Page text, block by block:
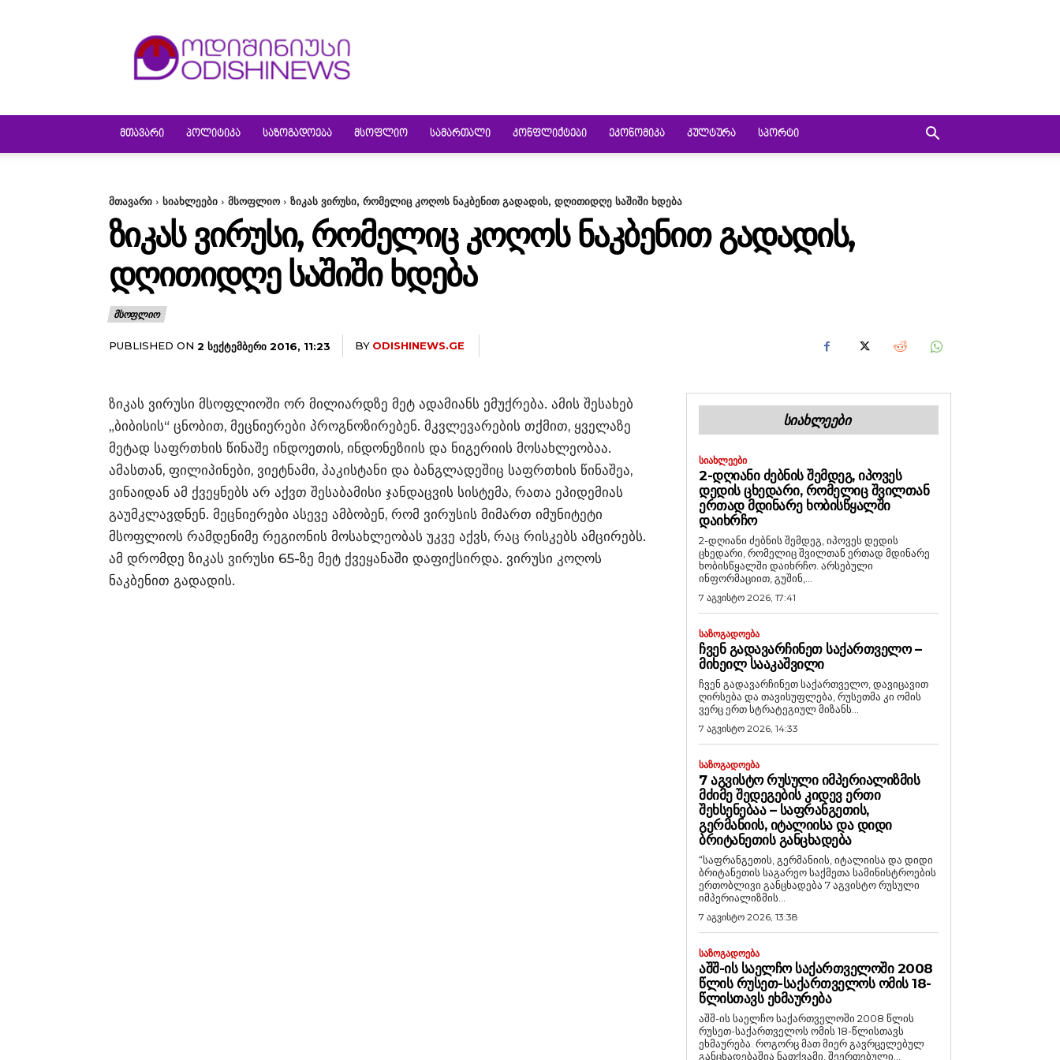
ᲛᲗᲐᲕᲐᲠᲘ ᲞᲝᲚᲘᲢᲘᲙᲐ ᲡᲐᲖᲝᲒᲐᲓᲝᲔᲑᲐ ᲛᲡᲝᲤᲚᲘᲝ ᲡᲐᲛᲐᲠᲗᲐᲚᲘ ᲙᲝᲜᲤᲚᲘᲥᲢᲔᲑᲘ ᲔᲙᲝᲜᲝᲛᲘᲙᲐ ᲙᲣᲚᲢᲣᲠᲐ ᲡᲞᲝᲠᲢᲘ
მთავარი სიახლეები მსოფლიო ზიკას ვირუსი, რომელიც კოღოს ნაკბენით გადადის, დღითიდღე საშიში ხდება
ᲖᲘᲙᲐᲡ ᲕᲘᲠᲣᲡᲘ, ᲠᲝᲛᲔᲚᲘᲪ ᲙᲝᲦᲝᲡ ᲜᲐᲙᲑᲔᲜᲘᲗ ᲒᲐᲓᲐᲓᲘᲡ,
ᲓᲦᲘᲗᲘᲓᲦᲔ ᲡᲐᲨᲘᲨᲘ ᲮᲓᲔᲑᲐ
ᲛᲡᲝᲤᲚᲘᲝ
PUBLISHED ON 2 ᲡᲔᲥᲢᲔᲛᲑᲔᲠᲘ 2016, 11:23 BY ODISHINEWS.GE
ზიკას ვირუსი მსოფლიოში ორ მილიარდზე მეტ ადამიანს ემუქრება. ამის შესახებ
„ბიბისის“ ცნობით, მეცნიერები პროგნოზირებენ. მკვლევარების თქმით, ყველაზე
მეტად საფრთხის წინაშე ინდოეთის, ინდონეზიის და ნიგერიის მოსახლეობაა.
ამასთან, ფილიპინები, ვიეტნამი, პაკისტანი და ბანგლადეშიც საფრთხის წინაშეა,
ვინაიდან ამ ქვეყნებს არ აქვთ შესაბამისი ჯანდაცვის სისტემა, რათა ეპიდემიას
გაუმკლავდნენ. მეცნიერები ასევე ამბობენ, რომ ვირუსის მიმართ იმუნიტეტი
მსოფლიოს რამდენიმე რეგიონის მოსახლეობას უკვე აქვს, რაც რისკებს ამცირებს.
ამ დრომდე ზიკას ვირუსი 65-ზე მეტ ქვეყანაში დაფიქსირდა. ვირუსი კოღოს
ნაკბენით გადადის.
ᲡᲘᲐᲮᲚᲔᲔᲑᲘ
ᲡᲘᲐᲮᲚᲔᲔᲑᲘ
2-ᲓᲦᲘᲐᲜᲘ ᲫᲔᲑᲜᲘᲡ ᲨᲔᲛᲓᲔᲒ, ᲘᲞᲝᲕᲔᲡ
ᲓᲔᲓᲘᲡ ᲪᲮᲔᲓᲐᲠᲘ, ᲠᲝᲛᲔᲚᲘᲪ ᲨᲕᲘᲚᲗᲐᲜ
ᲔᲠᲗᲐᲓ ᲛᲓᲘᲜᲐᲠᲔ ᲮᲝᲑᲘᲡᲬᲧᲐᲚᲨᲘ
ᲓᲐᲘᲮᲠᲩᲝ
2-დღიანი ძებნის შემდეგ, იპოვეს დედის
ცხედარი, რომელიც შვილთან ერთად მდინარე
ხობისწყალში დაიხრჩო. არსებული
ინფორმაციით, გუშინ,...
7 აგვისტო 2026, 17:41
ᲡᲐᲖᲝᲒᲐᲓᲝᲔᲑᲐ
ᲩᲕᲔᲜ ᲒᲐᲓᲐᲕᲐᲠᲩᲘᲜᲔᲗ ᲡᲐᲥᲐᲠᲗᲕᲔᲚᲝ –
ᲛᲘᲮᲔᲘᲚ ᲡᲐᲐᲙᲐᲨᲕᲘᲚᲘ
ჩვენ გადავარჩინეთ საქართველო, დავიცავით
ღირსება და თავისუფლება, რუსეთმა კი ომის
ვერც ერთ სტრატეგიულ მიზანს...
7 აგვისტო 2026, 14:33
ᲡᲐᲖᲝᲒᲐᲓᲝᲔᲑᲐ
7 ᲐᲒᲕᲘᲡᲢᲝ ᲠᲣᲡᲣᲚᲘ ᲘᲛᲞᲔᲠᲘᲐᲚᲘᲖᲛᲘᲡ
ᲛᲫᲘᲛᲔ ᲨᲔᲓᲔᲒᲔᲑᲘᲡ ᲙᲘᲓᲔᲕ ᲔᲠᲗᲘ
ᲨᲔᲮᲡᲔᲜᲔᲑᲐᲐ – ᲡᲐᲤᲠᲐᲜᲒᲔᲗᲘᲡ,
ᲒᲔᲠᲛᲐᲜᲘᲘᲡ, ᲘᲢᲐᲚᲘᲘᲡᲐ ᲓᲐ ᲓᲘᲓᲘ
ᲑᲠᲘᲢᲐᲜᲔᲗᲘᲡ ᲒᲐᲜᲪᲮᲐᲓᲔᲑᲐ
“საფრანგეთის, გერმანიის, იტალიისა და დიდი
ბრიტანეთის საგარეო საქმეთა სამინისტროების
ერთობლივი განცხადება 7 აგვისტო რუსული
იმპერიალიზმის...
7 აგვისტო 2026, 13:38
ᲡᲐᲖᲝᲒᲐᲓᲝᲔᲑᲐ
ᲐᲨᲨ-ᲘᲡ ᲡᲐᲔᲚᲩᲝ ᲡᲐᲥᲐᲠᲗᲕᲔᲚᲝᲨᲘ 2008
ᲬᲚᲘᲡ ᲠᲣᲡᲔᲗ-ᲡᲐᲥᲐᲠᲗᲕᲔᲚᲝᲡ ᲝᲛᲘᲡ 18-
ᲬᲚᲘᲡᲗᲐᲕᲡ ᲔᲮᲛᲐᲣᲠᲔᲑᲐ
აშშ-ის საელჩო საქართველოში 2008 წლის
რუსეთ-საქართველოს ომის 18-წლისთავს
ეხმაურება. როგორც მათ მიერ გავრცელებულ
განცხადებაშია ნათქვამი, შეერთებული...